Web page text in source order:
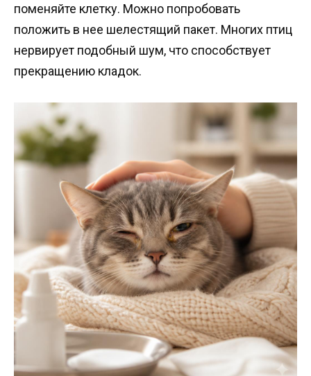
поменяйте клетку. Можно попробовать
положить в нее шелестящий пакет. Многих птиц
нервирует подобный шум, что способствует
прекращению кладок.